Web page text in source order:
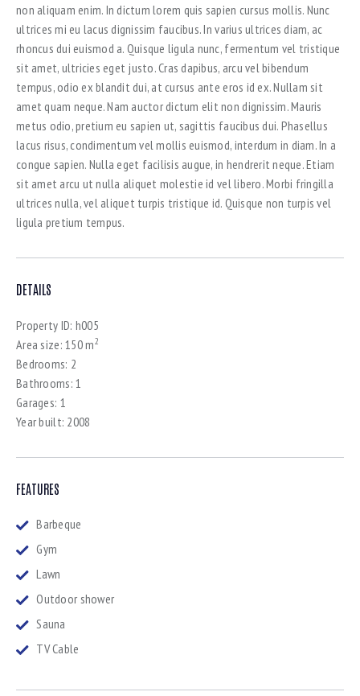
non aliquam enim. In dictum lorem quis sapien cursus mollis. Nunc
ultrices mi eu lacus dignissim faucibus. In varius ultrices diam, ac
rhoncus dui euismod a. Quisque ligula nunc, fermentum vel tristique
sit amet, ultricies eget justo. Cras dapibus, arcu vel bibendum
tempus, odio ex blandit dui, at cursus ante eros id ex. Nullam sit
amet quam neque. Nam auctor dictum elit non dignissim. Mauris
metus odio, pretium eu sapien ut, sagittis faucibus dui. Phasellus
lacus risus, condimentum vel mollis euismod, interdum in diam. In a
congue sapien. Nulla eget facilisis augue, in hendrerit neque. Etiam
sit amet arcu ut nulla aliquet molestie id vel libero. Morbi fringilla
ultrices nulla, vel aliquet turpis tristique id. Quisque non turpis vel
ligula pretium tempus.
DETAILS
Property ID: h005
Area size: 150 m2
Bedrooms: 2
Bathrooms: 1
Garages: 1
Year built: 2008
FEATURES
Barbeque
Gym
Lawn
Outdoor shower
Sauna
TV Cable